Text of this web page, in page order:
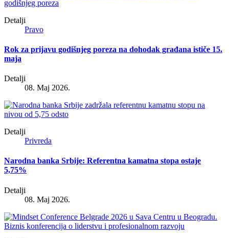
Detalji
Pravo
Rok za prijavu godišnjeg poreza na dohodak građana ističe 15.
maja
Detalji
08. Maj 2026.
Detalji
Privreda
Narodna banka Srbije: Referentna kamatna stopa ostaje
5,75%
Detalji
08. Maj 2026.